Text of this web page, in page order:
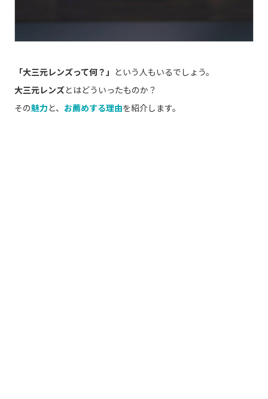
「大三元レンズって何？」 という人もいるでしょう。
大三元レンズとはどういったものか？
その魅力と、 お薦めする理由を紹介します。